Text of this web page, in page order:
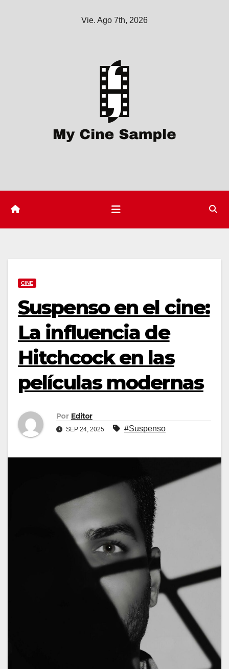
Vie. Ago 7th, 2026
CINE
Suspenso en el cine:
La influencia de
Hitchcock en las
películas modernas
Por Editor
SEP 24, 2025 #Suspenso